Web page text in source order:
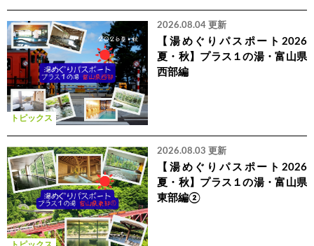
トピックス
2026.08.04 更新
【湯めぐりパスポート2026
夏・秋】プラス１の湯・富山県
西部編
2026.08.03 更新
【湯めぐりパスポート2026
夏・秋】プラス１の湯・富山県
東部編②